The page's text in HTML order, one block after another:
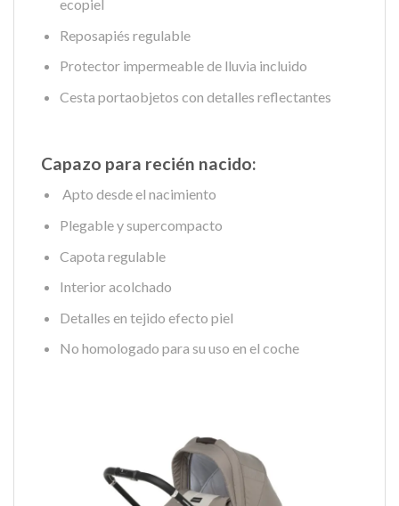
ecopiel
Reposapiés regulable
Protector impermeable de lluvia incluido
Cesta portaobjetos con detalles reflectantes
Capazo para recién nacido:
Apto desde el nacimiento
Plegable y supercompacto
Capota regulable
Interior acolchado
Detalles en tejido efecto piel
No homologado para su uso en el coche